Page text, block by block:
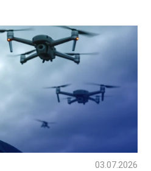
03.07.2026